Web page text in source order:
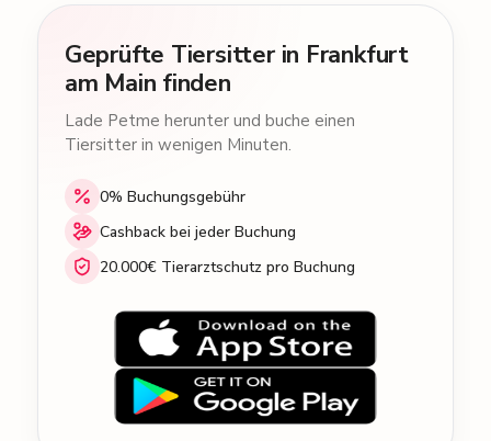
Geprüfte Tiersitter in Frankfurt
am Main finden
Lade Petme herunter und buche einen
Tiersitter in wenigen Minuten.
0% Buchungsgebühr
Cashback bei jeder Buchung
20.000€ Tierarztschutz pro Buchung